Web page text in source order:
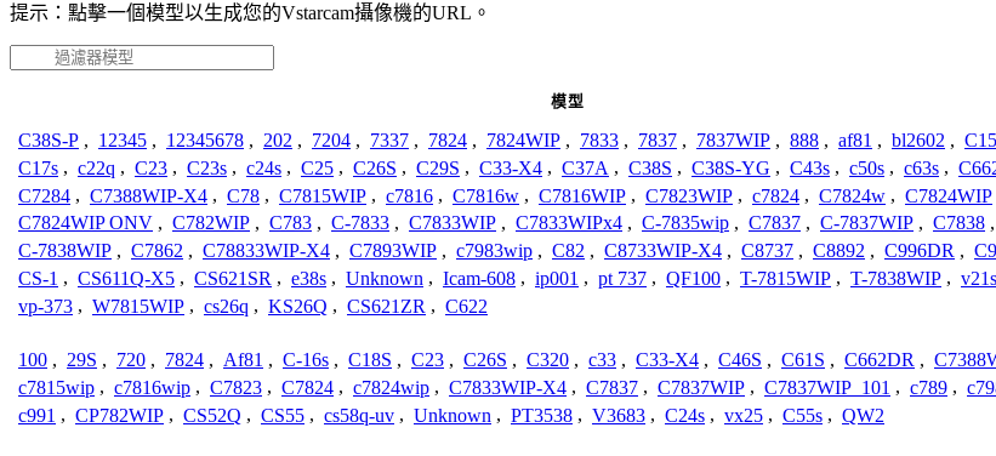
提示：點擊一個模型以生成您的Vstarcam攝像機的URL。
模型
C38S-P , 12345 , 12345678 , 202 , 7204 , 7337 , 7824 , 7824WIP , 7833 , 7837 , 7837WIP , 888 , af81 , bl2602 ,
C17s , c22q , C23 , C23s , c24s , C25 , C26S , C29S , C33-X4 , C37A , C38S , C38S-YG , C43s , c50s , c63s ,
C7284 , C7388WIP-X4 , C78 , C7815WIP , c7816 , C7816w , C7816WIP , C7823WIP , c7824 , C7824w , C7824WIP
C7824WIP ONV , C782WIP , C783 , C-7833 , C7833WIP , C7833WIPx4 , C-7835wip , C7837 , C-7837WIP , C7838 ,
C-7838WIP , C7862 , C78833WIP-X4 , C7893WIP , c7983wip , C82 , C8733WIP-X4 , C8737 , C8892 , C996DR ,
CS-1 , CS611Q-X5 , CS621SR , e38s , Unknown , Icam-608 , ip001 , pt 737 , QF100 , T-7815WIP , T-7838WIP , v21s
vp-373 , W7815WIP , cs26q , KS26Q , CS621ZR , C622
100 , 29S , 720 , 7824 , Af81 , C-16s , C18S , C23 , C26S , C320 , c33 , C33-X4 , C46S , C61S , C662DR ,
c7815wip , c7816wip , C7823 , C7824 , c7824wip , C7833WIP-X4 , C7837 , C7837WIP , C7837WIP_101 , c789 ,
c991 , CP782WIP , CS52Q , CS55 , cs58q-uv , Unknown , PT3538 , V3683 , C24s , vx25 , C55s , QW2